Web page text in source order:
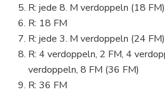
R: jede 8. M verdoppeln (18 FM)
R: 18 FM
R: jede 3. M verdoppeln (24 FM)
R: 4 verdoppeln, 2 FM, 4
verdoppeln, 8 FM (36 FM)
R: 36 FM